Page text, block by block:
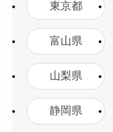
東京都
富山県
山梨県
静岡県